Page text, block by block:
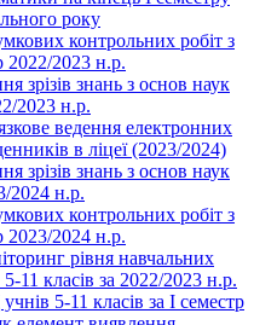
року
контрольних робіт з
2022/2023 н.р.
зрізів знань з основ наук
2023 н.р.
ведення електронних
в ліцеї (2023/2024)
зрізів знань з основ наук
2024 н.р.
контрольних робіт з
2023/2024 н.р.
рівня навчальних
11 класів за 2022/2023 н.р.
5-11 класів за І семестр